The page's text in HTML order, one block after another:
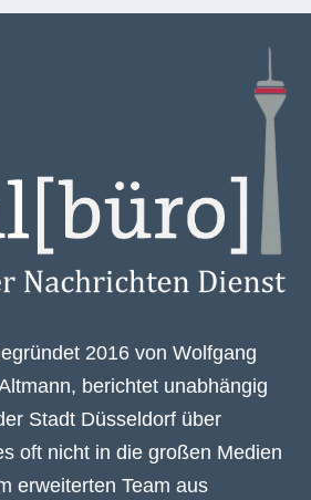
2016 von Wolfgang
berichtet unabhängig
Stadt Düsseldorf über
oft nicht in die großen Medien
erweiterten Team aus